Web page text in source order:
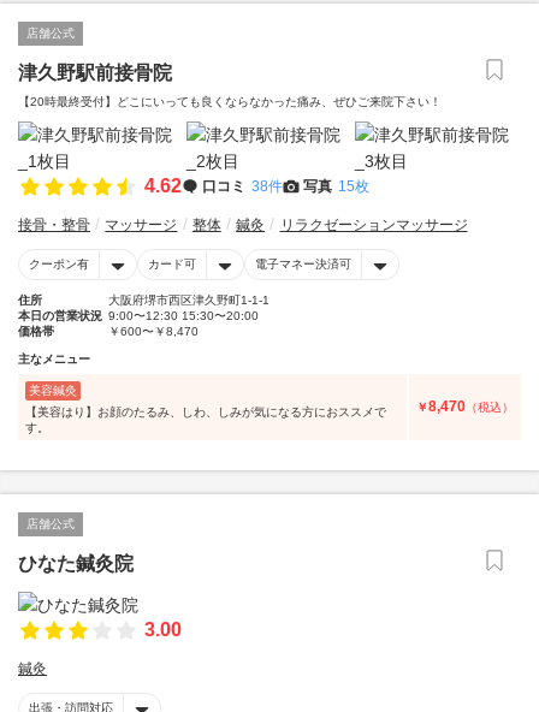
店舗公式
津久野駅前接骨院
【20時最終受付】どこにいっても良くならなかった痛み、ぜひご来院下さい！
4.62 口コミ 38件 写真 15枚
接骨・整骨 マッサージ 整体 鍼灸 リラクゼーションマッサージ
クーポン有 カード可 電子マネー決済可
住所
大阪府堺市西区津久野町1-1-1
本日の営業状況 9:00〜12:30 15:30〜20:00
価格帯
￥600〜￥8,470
主なメニュー
美容鍼灸
【美容はり】お顔のたるみ、しわ、しみが気になる方におススメで
す。
￥8,470 （税込）
店舗公式
ひなた鍼灸院
3.00
鍼灸
出張・訪問対応